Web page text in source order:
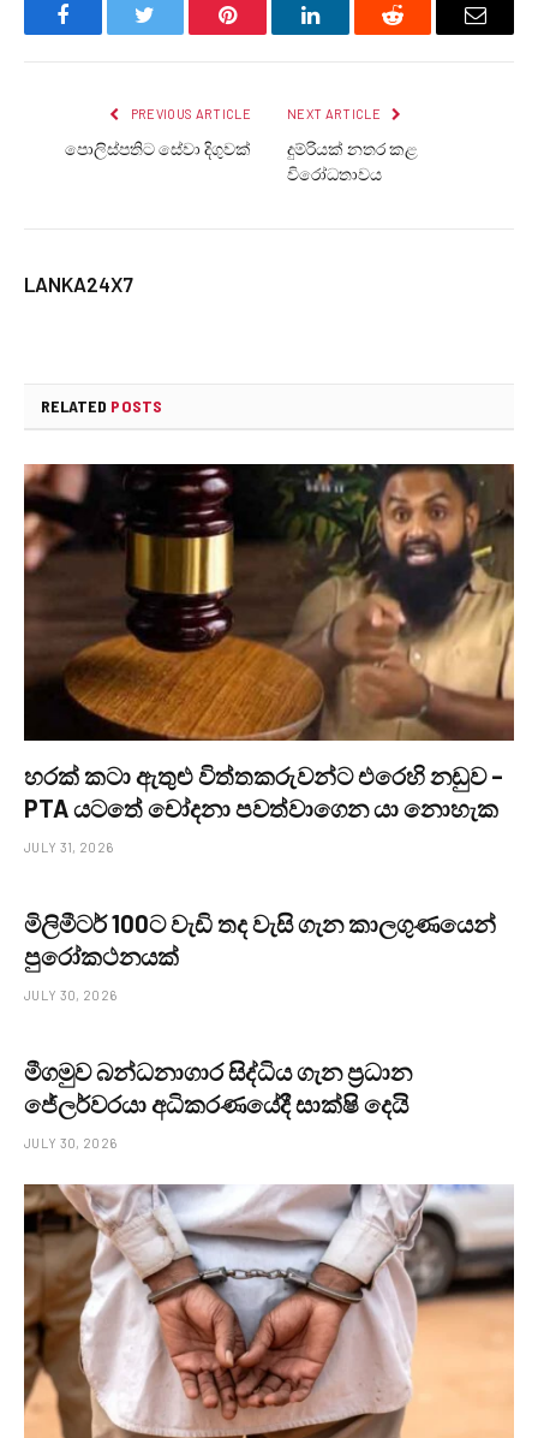
FacebookTwitter Pinterest LinkedInReddit Email
PREVIOUS ARTICLE
පොලිස්පතිට සේවා දිගුවක්
NEXT ARTICLE
දුම්රියක් නතර කළ
විරෝධතාවය
LANKA24X7
RELATED POSTS
හරක් කටා ඇතුළු විත්තකරුවන්ට එරෙහි නඩුව –
PTA යටතේ චෝදනා පවත්වාගෙන යා නොහැක
JULY 31, 2026
මිලිමීටර් 100ට වැඩි තද වැසි ගැන කාලගුණයෙන්
පුරෝකථනයක්
JULY 30, 2026
මීගමුව බන්ධනාගාර සිද්ධිය ගැන ප්‍රධාන
ජේලර්වරයා අධිකරණයේදී සාක්ෂි දෙයි
JULY 30, 2026